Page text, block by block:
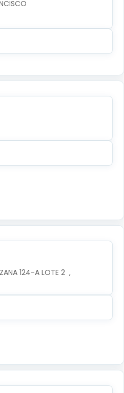
124-A LOTE 2  ,